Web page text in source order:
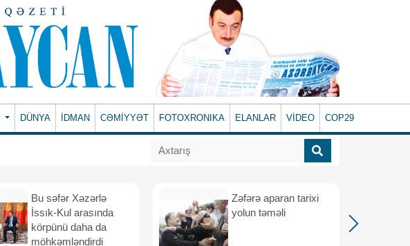
DÜNYA İDMAN CƏMİYYƏT FOTOXRONIKA ELANLAR VİDEO COP29
Bu səfər Xəzərlə
İssık-Kul arasında
körpünü daha da
möhkəmləndirdi
Zəfərə aparan tarixi
yolun təməli